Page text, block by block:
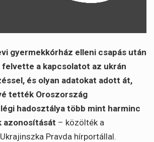
gyermekkórház elleni csapás után
a kapcsolatot az ukrán
és olyan adatokat adott át,
tették Oroszország
hadosztálya több mint harminc
azonosítását – közölték a
Pravda hírportállal.